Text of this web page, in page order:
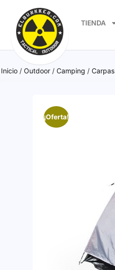
TIENDA
Inicio / Outdoor / Camping / Carpas
¡Oferta!